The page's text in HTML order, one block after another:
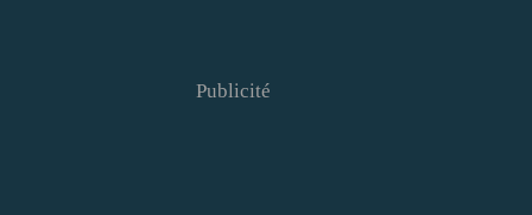
Publicité